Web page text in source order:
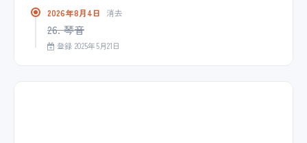
2026年8月4日 消去
26. 琴音
登録 2025年5月21日